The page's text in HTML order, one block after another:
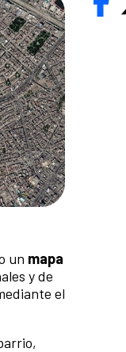
un mapa
y de
el